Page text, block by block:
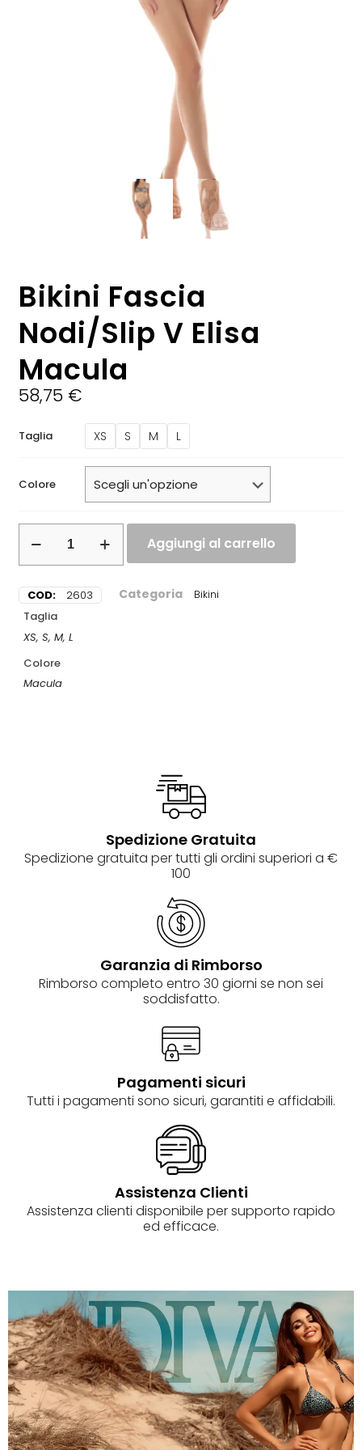
Bikini Fascia
Nodi/Slip V Elisa
Macula
58,75 €
Taglia XS S M L
Colore
Aggiungi al carrello
COD: 2603 Categoria Bikini
Taglia
XS, S, M, L
Colore
Macula
Spedizione Gratuita
Spedizione gratuita per tutti gli ordini superiori a €
100
Garanzia di Rimborso
Rimborso completo entro 30 giorni se non sei
soddisfatto.
Pagamenti sicuri
Tutti i pagamenti sono sicuri, garantiti e affidabili.
Assistenza Clienti
Assistenza clienti disponibile per supporto rapido
ed efficace.